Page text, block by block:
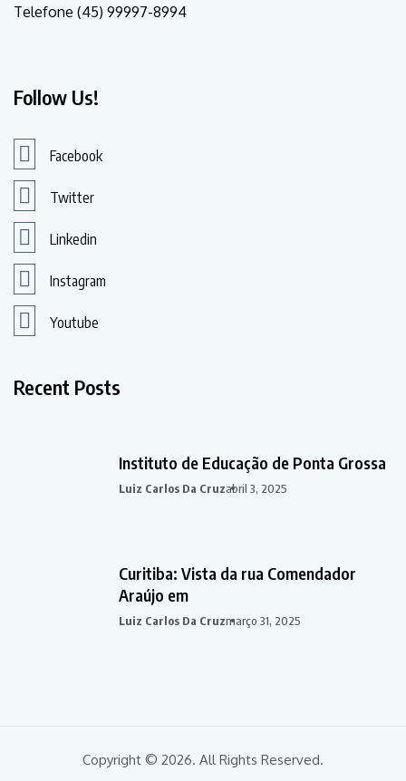
Telefone (45) 99997-8994
Follow Us!
Facebook
Twitter
Linkedin
Instagram
Youtube
Recent Posts
Instituto de Educação de Ponta Grossa
Luiz Carlos Da Cruzabril 3, 2025
Curitiba: Vista da rua Comendador
Araújo em
Luiz Carlos Da Cruzmarço 31, 2025
Copyright © 2026. All Rights Reserved.